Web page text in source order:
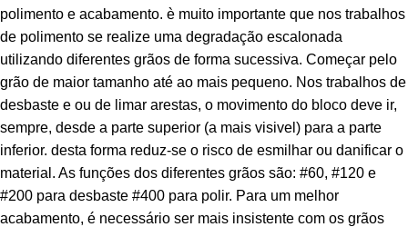
polimento e acabamento. è muito importante que nos trabalhos
de polimento se realize uma degradação escalonada
utilizando diferentes grãos de forma sucessiva. Começar pelo
grão de maior tamanho até ao mais pequeno. Nos trabalhos de
desbaste e ou de limar arestas, o movimento do bloco deve ir,
sempre, desde a parte superior (a mais visivel) para a parte
inferior. desta forma reduz-se o risco de esmilhar ou danificar o
material. As funções dos diferentes grãos são: #60, #120 e
#200 para desbaste #400 para polir. Para um melhor
acabamento, é necessário ser mais insistente com os grãos